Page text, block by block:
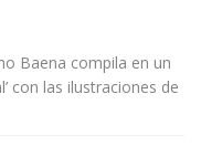
Baena compila en un
con las ilustraciones de